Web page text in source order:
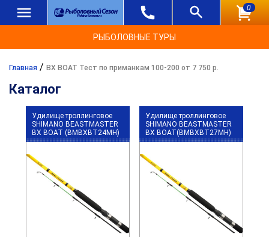
0
РЫБОЛОВНЫЕ ТУРЫ
Главная / BX BOAT Тест по приманкам 100-200 от 7 750 р.
Каталог
Удилище троллинговое
SHIMANO BEASTMASTER
BX BOAT (BMBXBT24MH)
Удилище троллинговое
SHIMANO BEASTMASTER
BX BOAT(BMBXBT27MH)